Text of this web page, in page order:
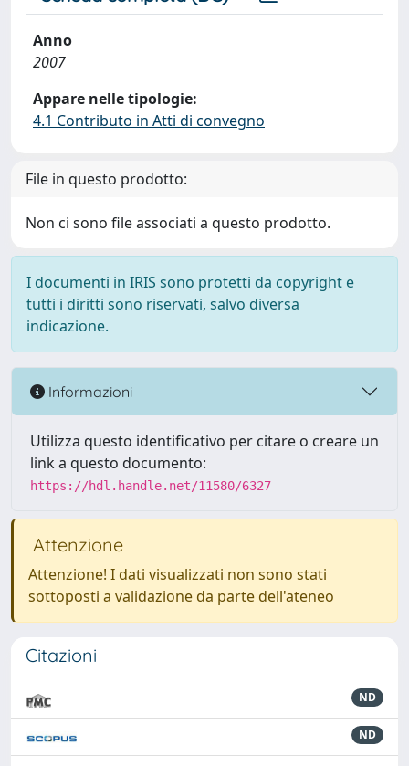
Anno
2007
Appare nelle tipologie:
4.1 Contributo in Atti di convegno
File in questo prodotto:
Non ci sono file associati a questo prodotto.
I documenti in IRIS sono protetti da copyright e
tutti i diritti sono riservati, salvo diversa
indicazione.
Informazioni
Utilizza questo identificativo per citare o creare un
link a questo documento:
https://hdl.handle.net/11580/6327
Attenzione
Attenzione! I dati visualizzati non sono stati
sottoposti a validazione da parte dell'ateneo
Citazioni
ND
ND